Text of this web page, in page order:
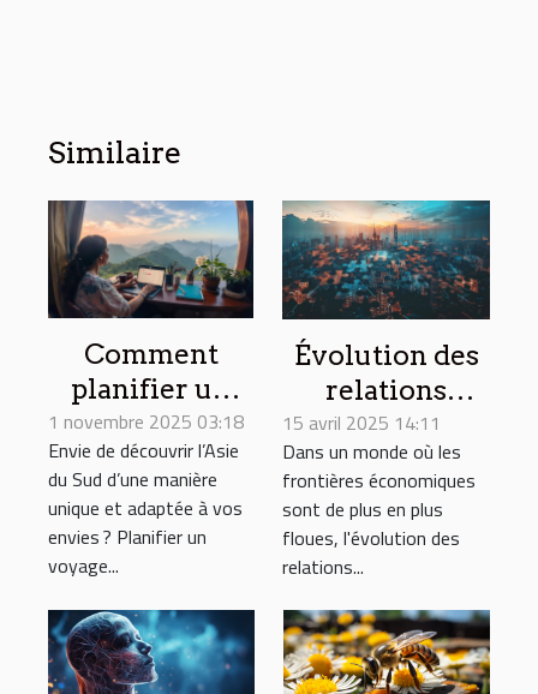
Similaire
Comment
planifier un
voyage sur-
mesure en
Asie du Sud ?
1 novembre 2025 03:18
Envie de découvrir l’Asie
du Sud d’une manière
unique et adaptée à vos
envies ? Planifier un
voyage...
Évolution des
relations
internationales
et leur impact
sur le
commerce
mondial
15 avril 2025 14:11
Dans un monde où les
frontières économiques
sont de plus en plus
floues, l'évolution des
relations...